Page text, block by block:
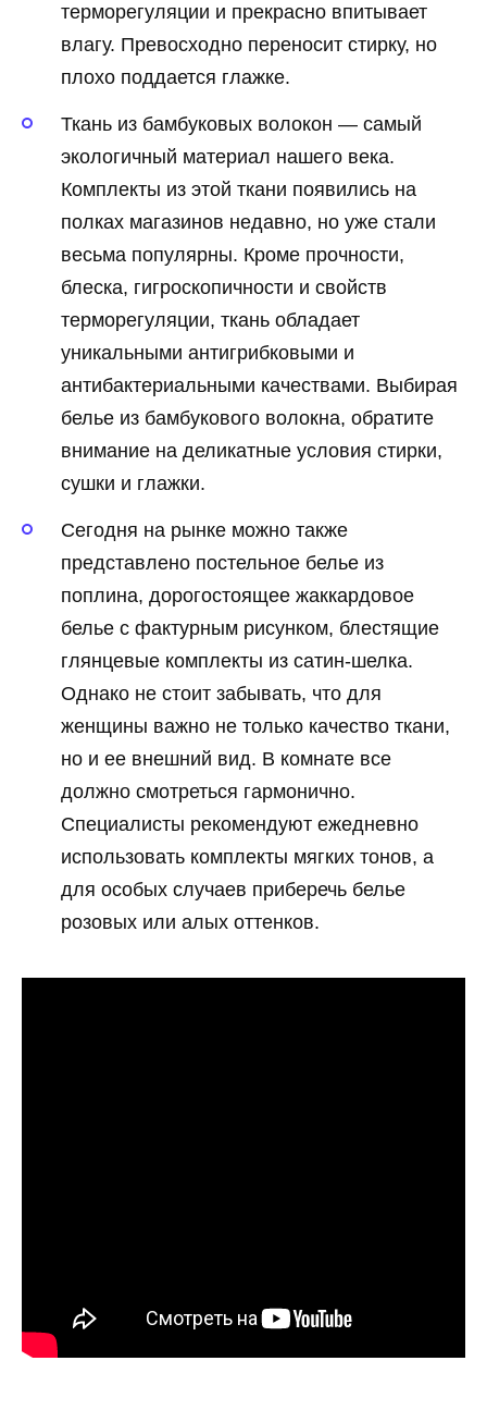
терморегуляции и прекрасно впитывает
влагу. Превосходно переносит стирку, но
плохо поддается глажке.
Ткань из бамбуковых волокон — самый
экологичный материал нашего века.
Комплекты из этой ткани появились на
полках магазинов недавно, но уже стали
весьма популярны. Кроме прочности,
блеска, гигроскопичности и свойств
терморегуляции, ткань обладает
уникальными антигрибковыми и
антибактериальными качествами. Выбирая
белье из бамбукового волокна, обратите
внимание на деликатные условия стирки,
сушки и глажки.
Сегодня на рынке можно также
представлено постельное белье из
поплина, дорогостоящее жаккардовое
белье с фактурным рисунком, блестящие
глянцевые комплекты из сатин-шелка.
Однако не стоит забывать, что для
женщины важно не только качество ткани,
но и ее внешний вид. В комнате все
должно смотреться гармонично.
Специалисты рекомендуют ежедневно
использовать комплекты мягких тонов, а
для особых случаев приберечь белье
розовых или алых оттенков.